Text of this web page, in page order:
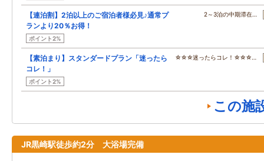
【連泊割】2泊以上のご宿泊者様必見♪通常プ
ランより20％お得！
ポイント2%
2～3泊の中期滞在…
【素泊まり】スタンダードプラン「迷ったら
コレ！」
ポイント2%
☆☆☆迷ったらコレ！☆☆☆…
この施
JR黒崎駅徒歩約2分 大浴場完備